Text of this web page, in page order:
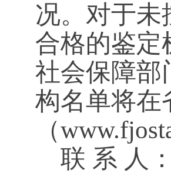
况。对于未
合格的鉴定
社会保障部
构名单将在
（
联 系 人